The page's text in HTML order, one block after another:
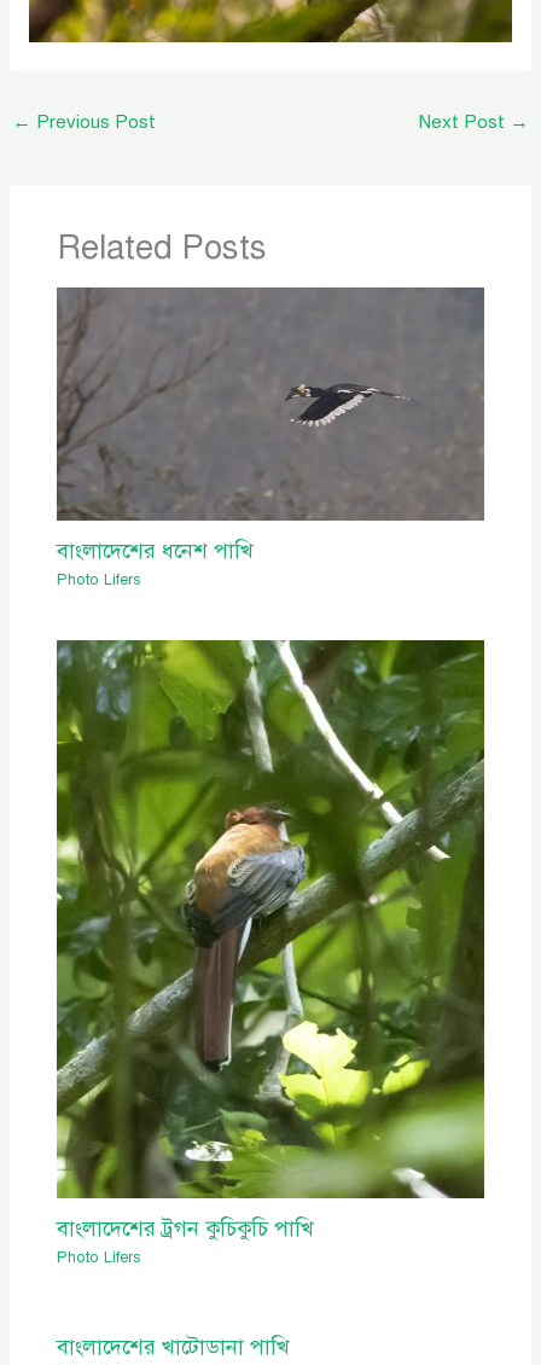
← Previous Post Next Post →
Related Posts
বাংলাদেশের ধনেশ পাখি
Photo Lifers
বাংলাদেশের ট্রগন কুচিকুচি পাখি
Photo Lifers
বাংলাদেশের খাটোডানা পাখি